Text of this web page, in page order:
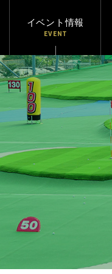
イベント情報
EVENT